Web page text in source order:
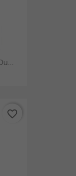
favorite_border